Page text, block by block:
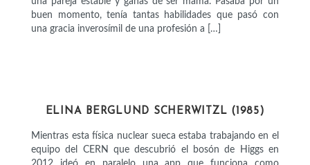
buen momento, tenía tantas habilidades que pasó con
una gracia inverosímil de una profesión a […]
ELINA BERGLUND SCHERWITZL (1985)
Mientras esta física nuclear sueca estaba trabajando en el
equipo del CERN que descubrió el bosón de Higgs en